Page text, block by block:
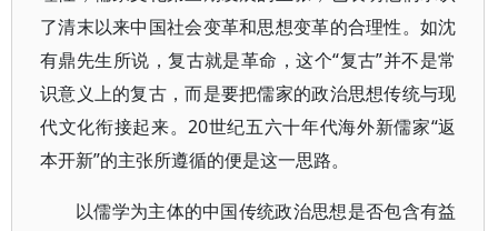
了清末以来中国社会变革和思想变革的合理性。如沈
有鼎先生所说，复古就是革命，这个“复古”并不是常
识意义上的复古，而是要把儒家的政治思想传统与现
代文化衔接起来。20世纪五六十年代海外新儒家“返
本开新”的主张所遵循的便是这一思路。
以儒学为主体的中国传统政治思想是否包含有益